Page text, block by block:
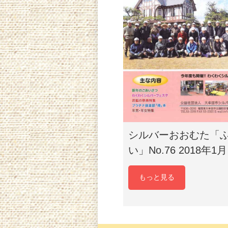
シルバーおおむた「
い」No.76 2018年1月
もっと見る